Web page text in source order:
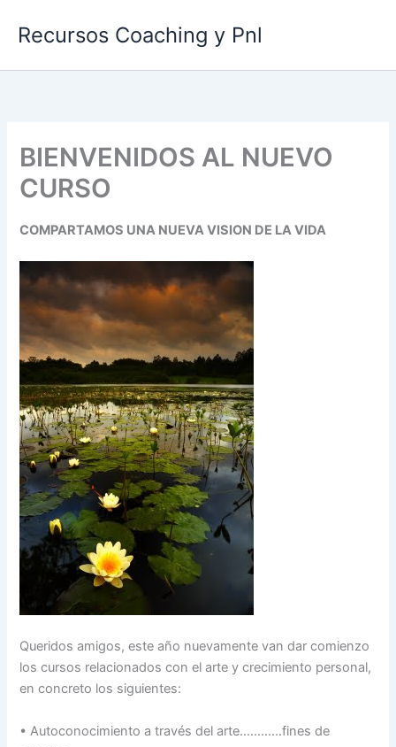
Recursos Coaching y Pnl
BIENVENIDOS AL NUEVO
CURSO
COMPARTAMOS UNA NUEVA VISION DE LA VIDA
Queridos amigos, este año nuevamente van dar comienzo
los cursos relacionados con el arte y crecimiento personal,
en concreto los siguientes:
• Autoconocimiento a través del arte…………fines de